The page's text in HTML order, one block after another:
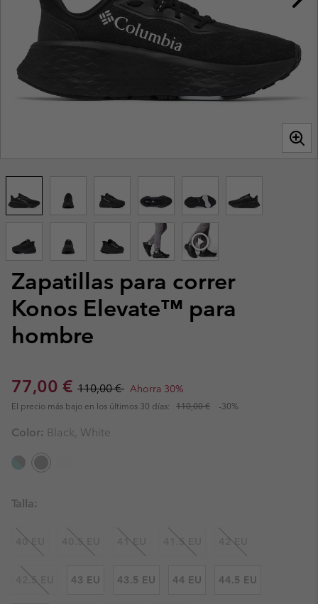
Zapatillas para correr
Konos Elevate™ para
hombre
Sale price:
77,00 € Regular price:
110,00 € Ahorra 30%
El precio más bajo en los últimos 30 días: 110,00 € -30%
Color: Black, White
Talla:
40 EU 40.5 EU 41 EU 41.5 EU 42 EU
42.5 EU 43 EU 43.5 EU 44 EU 44.5 EU